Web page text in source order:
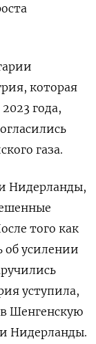
которая
года,
газа.
Нидерланды,
того как
об усилении
уступила,
Шенгенскую
Нидерланды.